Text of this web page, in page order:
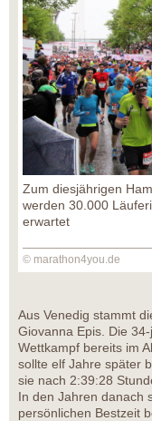
Zum diesjährigen
werden 30.000
erwartet
© marathon4you.de
Aus Venedig stammt
Giovanna Epis. Die
Wettkampf bereits im
sollte elf Jahre später
sie nach 2:39:28
In den Jahren danach
persönlichen Bestzeit